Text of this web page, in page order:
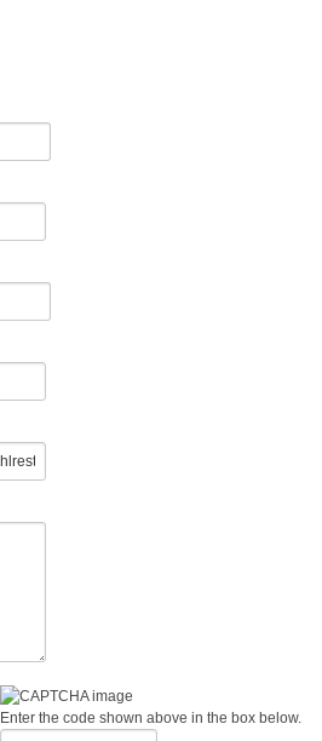
Enter the code shown above in the box below.